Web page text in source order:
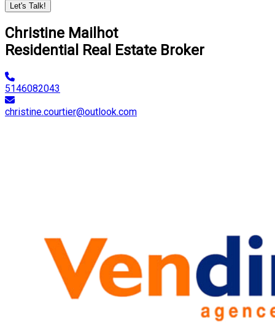
Let's Talk!
Christine Mailhot
Residential Real Estate Broker
5146082043
christine.courtier@outlook.com